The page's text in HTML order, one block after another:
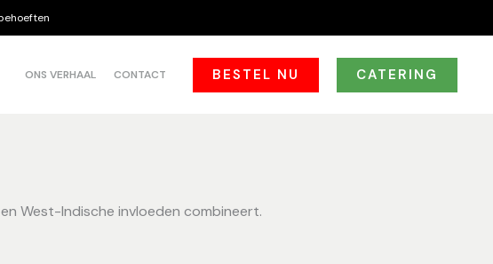
ONS VERHAAL CONTACT BESTEL NU CATERING
West-Indische invloeden combineert.